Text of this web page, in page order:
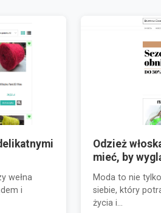
wełna
i
Odzież
mieć, by
Moda to nie
siebie, który
życia i...